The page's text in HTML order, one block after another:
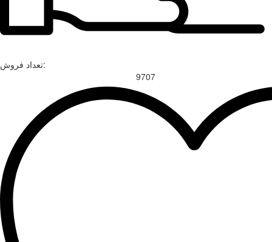
تعداد فروش:
9707